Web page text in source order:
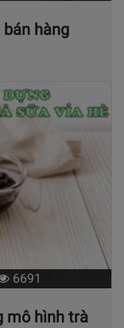
hàng
6691
mô hình trà